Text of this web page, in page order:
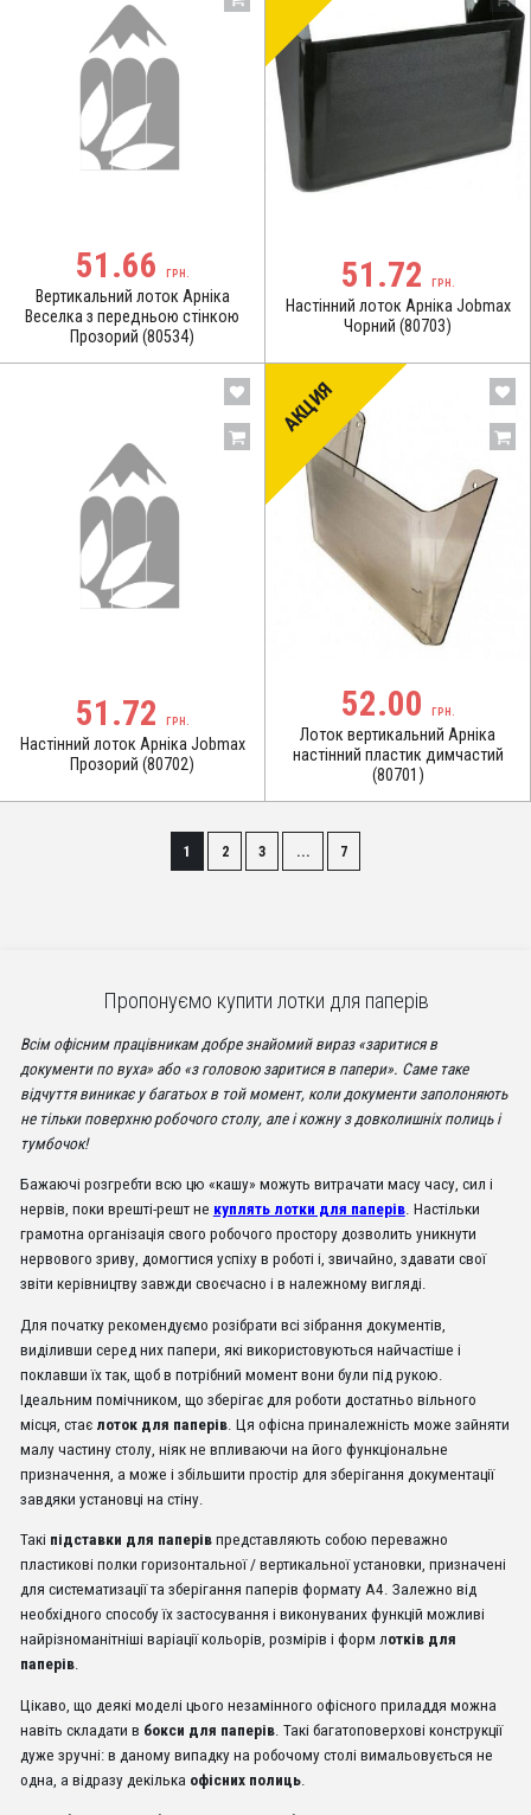
51.66 ГРН.
Вертикальний лоток Арніка
Веселка з передньою стінкою
Прозорий (80534)
51.72 ГРН.
Настінний лоток Арніка Jobmax
Чорний (80703)
51.72 ГРН.
Настінний лоток Арніка Jobmax
Прозорий (80702)
АКЦИЯ
52.00 ГРН.
Лоток вертикальний Арніка
настінний пластик димчастий
(80701)
1 2 3 ... 7
Пропонуємо купити лотки для паперів
Всім офісним працівникам добре знайомий вираз «заритися в
документи по вуха» або «з головою заритися в папери». Саме таке
відчуття виникає у багатьох в той момент, коли документи заполоняють
не тільки поверхню робочого столу, але і кожну з довколишніх полиць і
тумбочок!
Бажаючі розгребти всю цю «кашу» можуть витрачати масу часу, сил і
нервів, поки врешті-решт не куплять лотки для паперів. Настільки
грамотна організація свого робочого простору дозволить уникнути
нервового зриву, домогтися успіху в роботі і, звичайно, здавати свої
звіти керівництву завжди своєчасно і в належному вигляді.
Для початку рекомендуємо розібрати всі зібрання документів,
виділивши серед них папери, які використовуються найчастіше і
поклавши їх так, щоб в потрібний момент вони були під рукою.
Ідеальним помічником, що зберігає для роботи достатньо вільного
місця, стає лоток для паперів. Ця офісна приналежність може зайняти
малу частину столу, ніяк не впливаючи на його функціональне
призначення, а може і збільшити простір для зберігання документації
завдяки установці на стіну.
Такі підставки для паперівпредставляють собою переважно
пластикові полки горизонтальної / вертикальної установки, призначені
для систематизації та зберігання паперів формату А4. Залежно від
необхідного способу їх застосування і виконуваних функцій можливі
найрізноманітніші варіації кольорів, розмірів і форм лотків для
паперів.
Цікаво, що деякі моделі цього незамінного офісного приладдя можна
навіть складати в бокси для паперів. Такі багатоповерхові конструкції
дуже зручні: в даному випадку на робочому столі вимальовується не
одна, а відразу декілька офісних полиць.